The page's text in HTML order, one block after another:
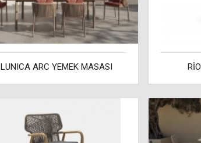
LUNICA ARC YEMEK MASASI